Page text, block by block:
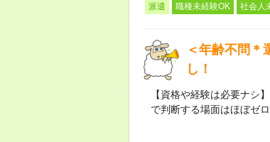
派遣 職種未経験OK 社会人
＜年齢不問＊
し！
【資格や経験は必要ナシ
で判断する場面はほぼゼ